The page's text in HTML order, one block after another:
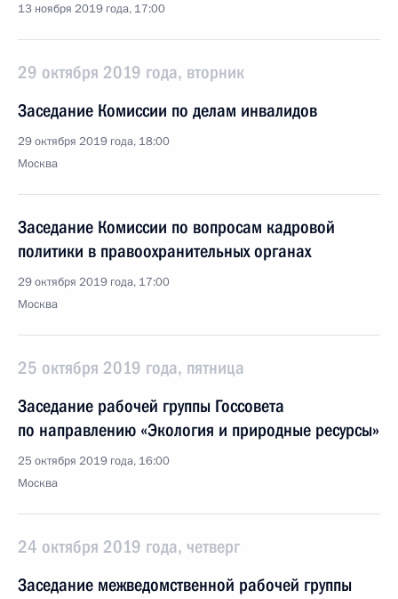
13 ноября 2019 года, 17:00
29 октября 2019 года, вторник
Заседание Комиссии по делам инвалидов
29 октября 2019 года, 18:00
Москва
Заседание Комиссии по вопросам кадровой
политики в правоохранительных органах
29 октября 2019 года, 17:00
Москва
25 октября 2019 года, пятница
Заседание рабочей группы Госсовета
по направлению «Экология и природные ресурсы»
25 октября 2019 года, 16:00
Москва
24 октября 2019 года, четверг
Заседание межведомственной рабочей группы